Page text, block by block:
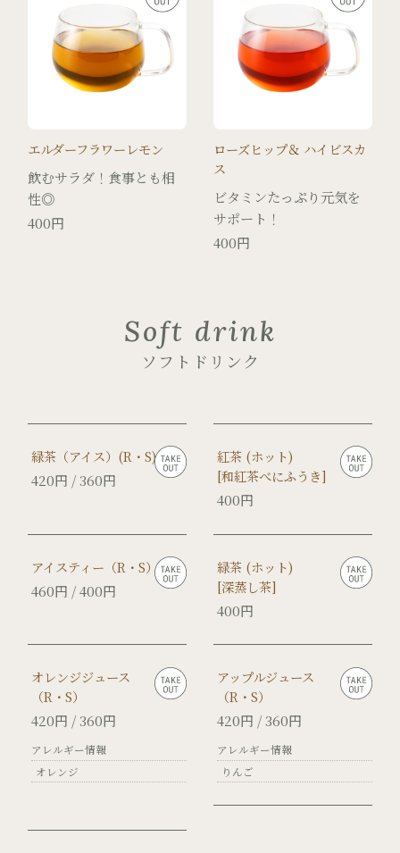
エルダーフラワーレモン
飲むサラダ！食事とも相
性◎
400円
ローズヒップ＆ ハイビスカ
ス
ビタミンたっぷり元気を
サポート！
400円
Soft drink
ソフトドリンク
緑茶（アイス）(R・S)
420円 / 360円
紅茶 (ホット)
[和紅茶べにふうき]
400円
アイスティー（R・S）
460円 / 400円
緑茶 (ホット)
[深蒸し茶]
400円
オレンジジュース
（R・S）
420円 / 360円
アレルギー情報
オレンジ
アップルジュース
（R・S）
420円 / 360円
アレルギー情報
りんご